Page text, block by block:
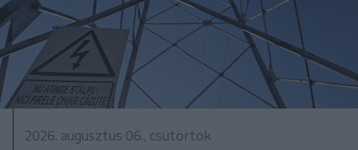
2026. augusztus 06., csütörtök